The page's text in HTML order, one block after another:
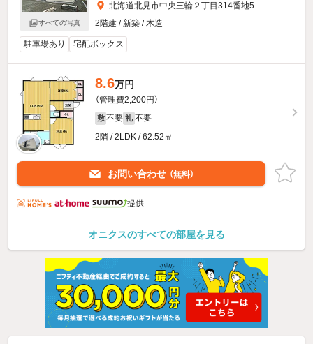
すべての写真
北海道北見市中央三輪２丁目314番地5
2階建 / 新築 / 木造
駐車場あり 宅配ボックス
8.6万円
（管理費2,200円）
敷 不要 礼 不要
2階 / 2LDK / 62.52㎡
お問い合わせ （無料）
提供
オニクスのすべての部屋を見る